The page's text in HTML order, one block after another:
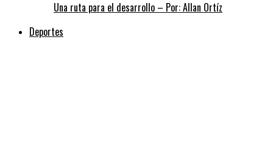
Una ruta para el desarrollo – Por: Allan Ortíz
Deportes